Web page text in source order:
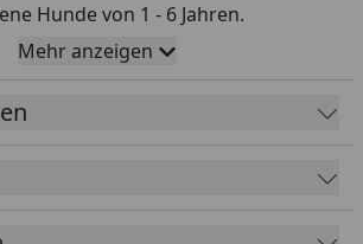
Hunde von 1 - 6 Jahren.
ein Plus an besonderen
sekundäre Pflanzenstoffe,
oder Spurenelemente
Wohlbefinden des Hundes
frischen fleischlichen
den unvergleichlichen
Mehr anzeigen